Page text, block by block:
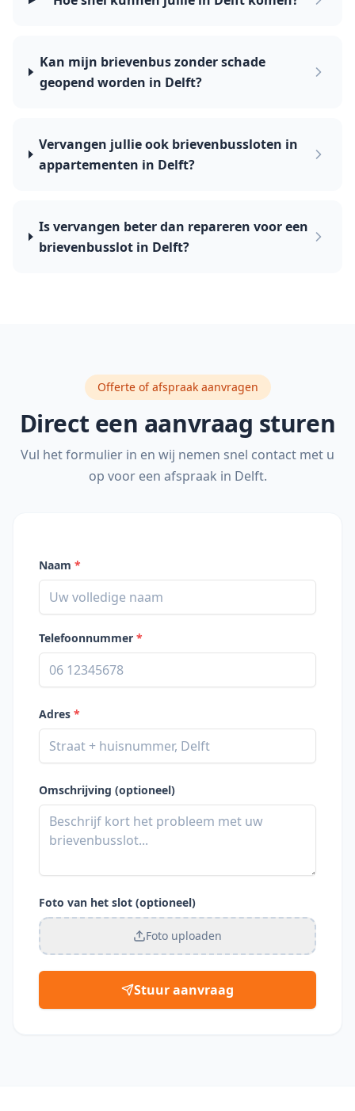
Kan mijn brievenbus zonder schade
geopend worden in Delft?
Vervangen jullie ook brievenbussloten in
appartementen in Delft?
Is vervangen beter dan repareren voor een
brievenbusslot in Delft?
Offerte of afspraak aanvragen
Direct een aanvraag sturen
Vul het formulier in en wij nemen snel contact met u
op voor een afspraak in Delft.
Naam *
Telefoonnummer *
Adres *
Omschrijving (optioneel)
Foto van het slot (optioneel)
Foto uploaden
Stuur aanvraag